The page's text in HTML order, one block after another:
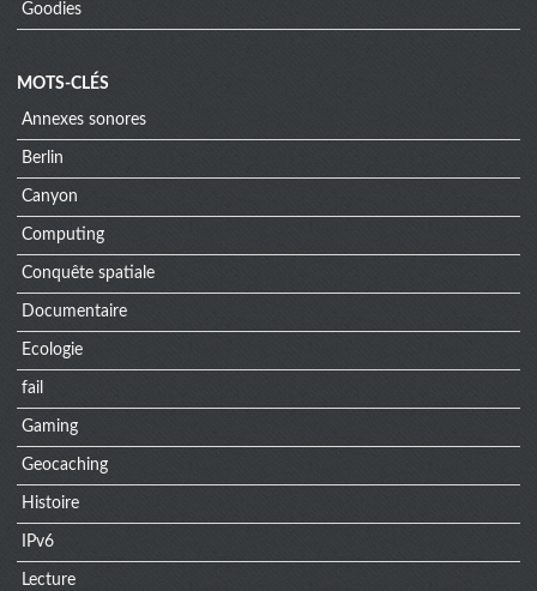
Goodies
MOTS-CLÉS
Annexes sonores
Berlin
Canyon
Computing
Conquête spatiale
Documentaire
Ecologie
fail
Gaming
Geocaching
Histoire
IPv6
Lecture